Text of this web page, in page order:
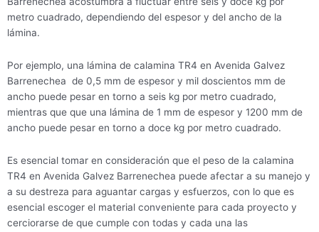
metro cuadrado, dependiendo del espesor y del ancho de la
lámina.
Por ejemplo, una lámina de calamina TR4 en Avenida Galvez
Barrenechea de 0,5 mm de espesor y mil doscientos mm de
ancho puede pesar en torno a seis kg por metro cuadrado,
mientras que que una lámina de 1 mm de espesor y 1200 mm de
ancho puede pesar en torno a doce kg por metro cuadrado.
Es esencial tomar en consideración que el peso de la calamina
TR4 en Avenida Galvez Barrenechea puede afectar a su manejo y
a su destreza para aguantar cargas y esfuerzos, con lo que es
esencial escoger el material conveniente para cada proyecto y
cerciorarse de que cumple con todas y cada una las